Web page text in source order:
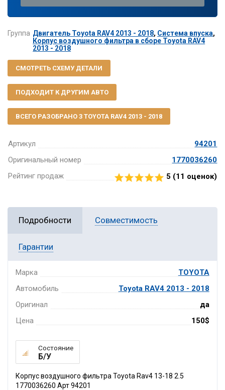
Артикул
94201
Оригинальный номер
1770036260
Рейтинг продаж
5 (11 оценок)
Группа Двигатель Toyota RAV4 2013 - 2018, Система впуска,
Корпус воздушного фильтра в сборе Toyota RAV4
2013 - 2018
СМОТРЕТЬ СХЕМУ ДЕТАЛИ
ПОДХОДИТ К ДРУГИМ АВТО
ВСЕГО РАЗОБРАНО 3 TOYOTA RAV4 2013 - 2018
Подробности Совместимость
Гарантии
Марка
TOYOTA
Автомобиль
Toyota RAV4 2013 - 2018
Оригинал
да
Цена
150$
Состояние
Б/У
Корпус воздушного фильтра Toyota Rav4 13-18 2.5
1770036260 Арт 94201